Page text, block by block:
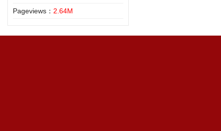
Pageviews： 2.64M